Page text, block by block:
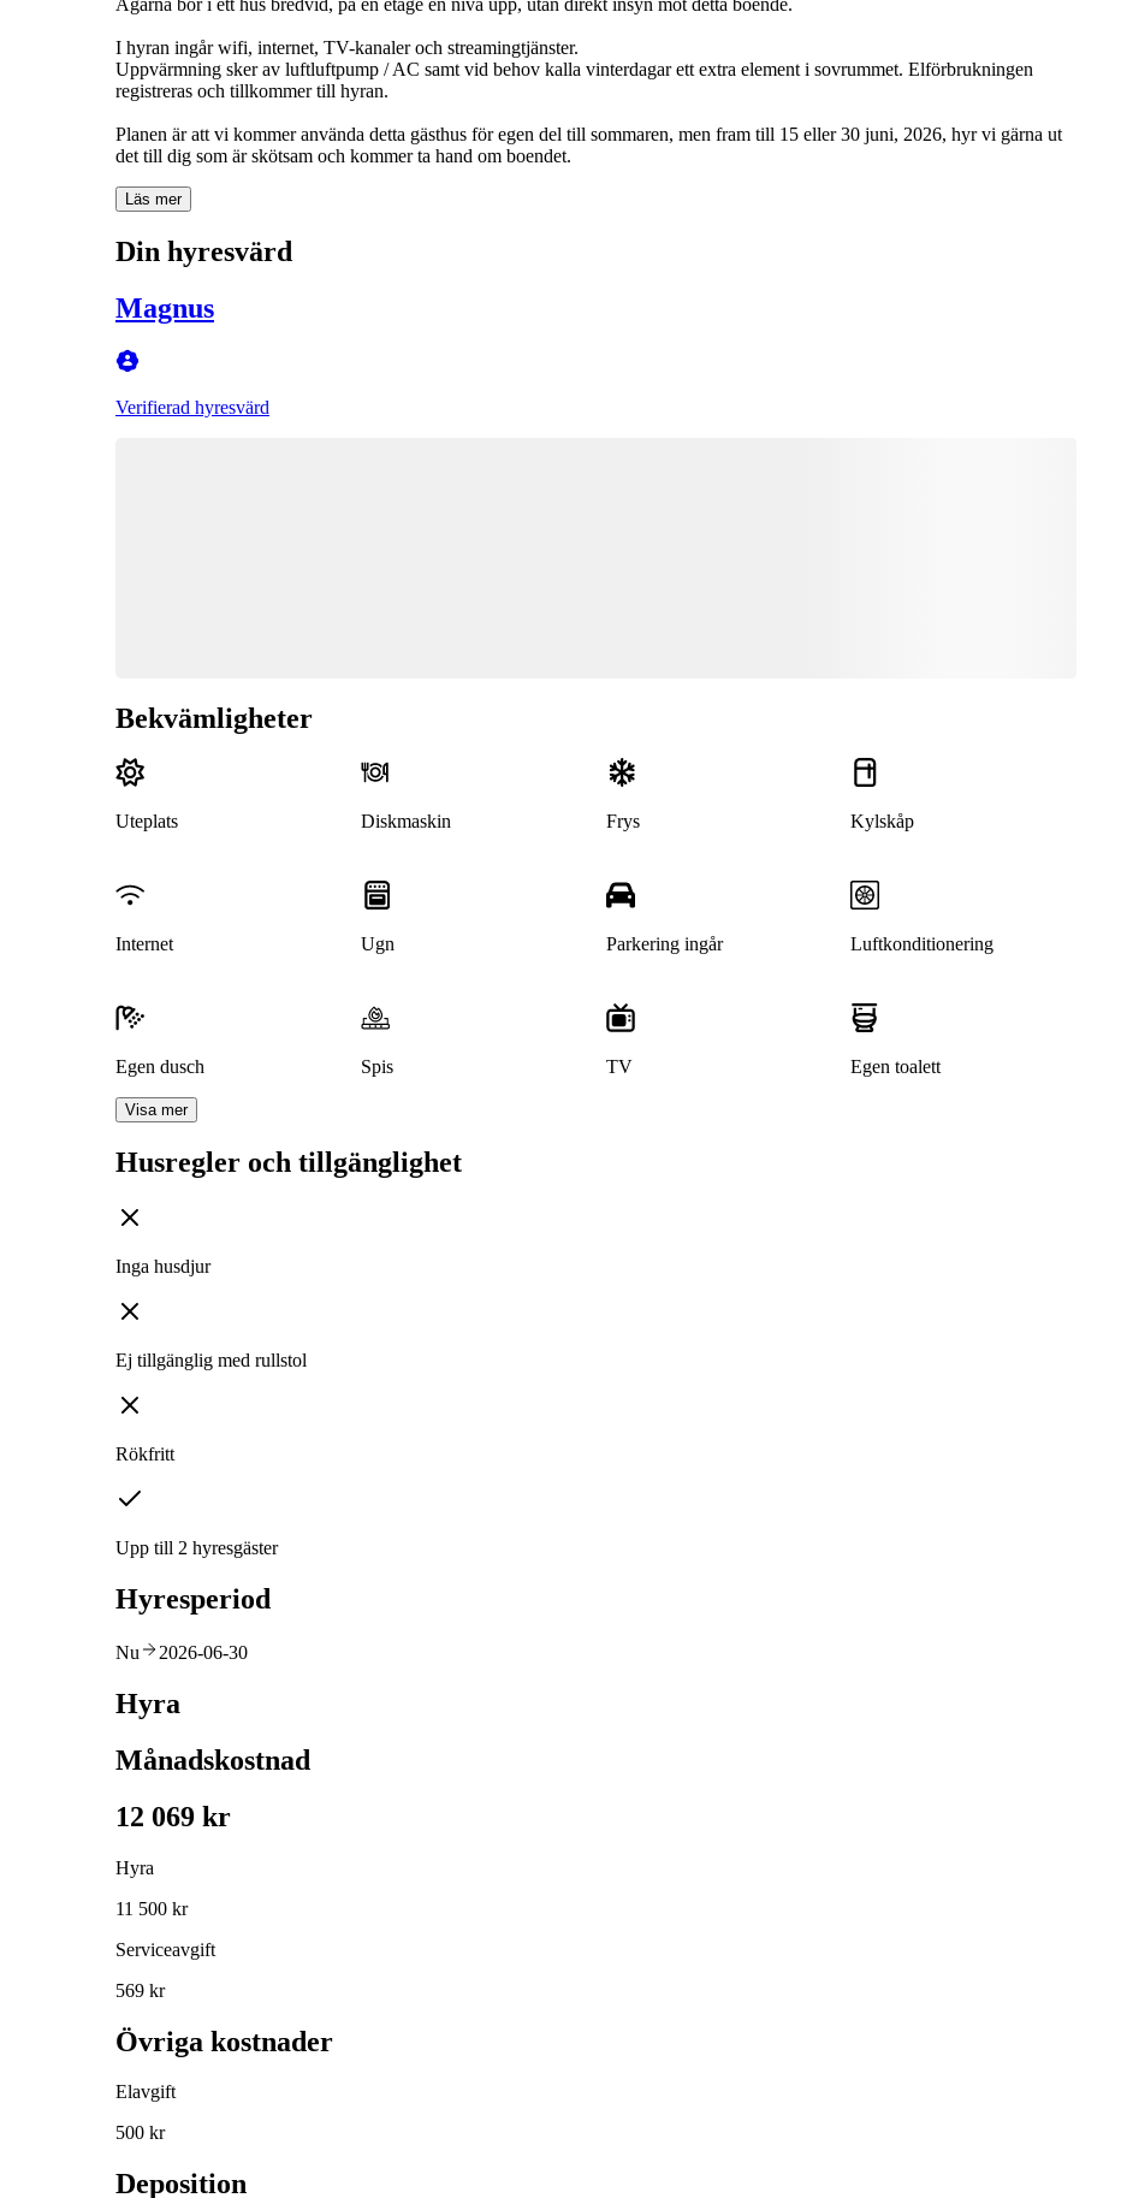
Denna bostad är borttagen
I hyran ingår wifi, internet, TV-kanaler och streamingtjänster.
Uppvärmning sker av luftluftpump / AC samt vid behov kalla vinterdagar ett extra element i sovrummet. Elförbrukningen
registreras och tillkommer till hyran.
Planen är att vi kommer använda detta gästhus för egen del till sommaren, men fram till 15 eller 30 juni, 2026, hyr vi gärna ut
Läs mer
Din hyresvärd
Magnus
Verifierad hyresvärd
Bekvämligheter
Uteplats Diskmaskin Frys Kylskåp
Internet Ugn Parkering ingår Luftkonditionering
Egen dusch Spis TV Egen toalett
Visa mer
Husregler och tillgänglighet
Inga husdjur
Ej tillgänglig med rullstol
Rökfritt
Upp till 2 hyresgäster
Hyresperiod
Nu 2026-06-30
Hyra
Månadskostnad
12 069 kr
Hyra
11 500 kr
Serviceavgift
569 kr
Övriga kostnader
Elavgift
500 kr
Deposition